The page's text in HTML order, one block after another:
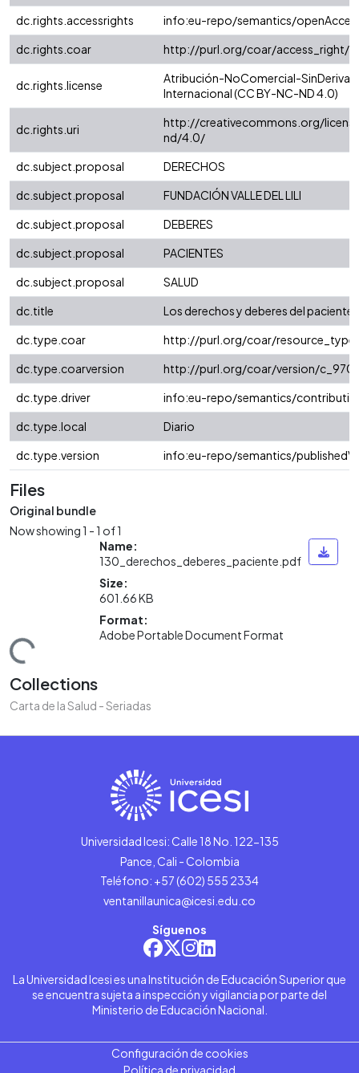
dc.rights.accessrights
info:eu-repo/semantics/
dc.rights.coar
http://purl.org/coar/access_right/
dc.rights.license
Atribución-NoComercial-
Internacional (CC BY-NC-ND 4.0)
dc.rights.uri
http://creativecommons.org/
nd/4.0/
dc.subject.proposal
DERECHOS
dc.subject.proposal
FUNDACIÓN VALLE DEL LILI
dc.subject.proposal
DEBERES
dc.subject.proposal
PACIENTES
dc.subject.proposal
SALUD
dc.title
Los derechos y deberes del paciente
dc.type.coar
http://purl.org/coar/
dc.type.coarversion
http://purl.org/coar/version/
dc.type.driver
info:eu-repo/semantics/
dc.type.local
Diario
dc.type.version
info:eu-repo/semantics/
Files
Original bundle
Now showing1 - 1 of 1
Name:
130_derechos_deberes_paciente.pdf
Size:
601.66 KB
Format:
Adobe Portable Document Format
Collections
Carta de la Salud - Seriadas
Universidad Icesi: Calle 18 No. 122-135
Pance, Cali - Colombia
Teléfono: +57 (602) 555 2334
ventanillaunica@icesi.edu.co
Síguenos
La Universidad Icesi es una Institución de Educación Superior que
se encuentra sujeta a inspección y vigilancia por parte del
Ministerio de Educación Nacional.
Configuración de cookies
Política de privacidad